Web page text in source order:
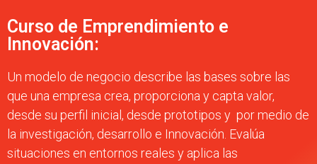
Curso de Emprendimiento e
Innovación:
Un modelo de negocio describe las bases sobre las
que una empresa crea, proporciona y capta valor,
desde su perfil inicial, desde prototipos y por medio de
la investigación, desarrollo e Innovación. Evalúa
situaciones en entornos reales y aplica las